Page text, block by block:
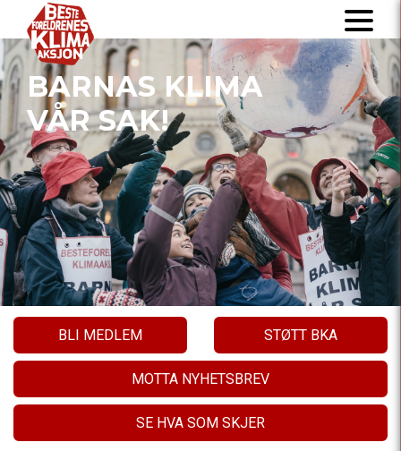
BARNAS KLIMA
VÅR SAK!
BLI MEDLEM STØTT BKA
MOTTA NYHETSBREV
SE HVA SOM SKJER